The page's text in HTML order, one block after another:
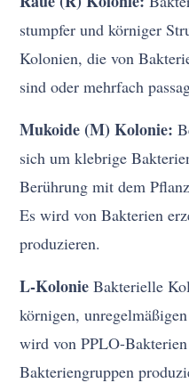
stumpfer und körniger
Kolonien, die von
sind oder mehrfach
Mukoide (M) Kolonie:
sich um klebrige
Berührung mit dem
Es wird von Bakterien
produzieren.
L-Kolonie Bakterielle
körnigen,
wird von PPLO-
Bakteriengruppen